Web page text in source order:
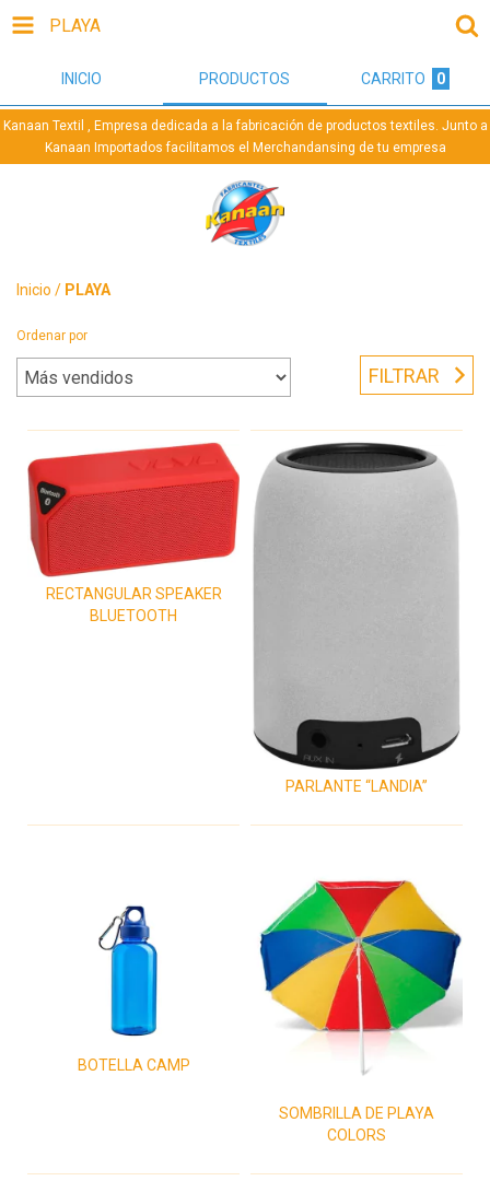
PLAYA
INICIO PRODUCTOS CARRITO 0
Kanaan Textil , Empresa dedicada a la fabricación de productos textiles. Junto a
Kanaan Importados facilitamos el Merchandansing de tu empresa
Inicio / PLAYA
Ordenar por
FILTRAR
RECTANGULAR SPEAKER
BLUETOOTH
PARLANTE “LANDIA”
BOTELLA CAMP
SOMBRILLA DE PLAYA
COLORS